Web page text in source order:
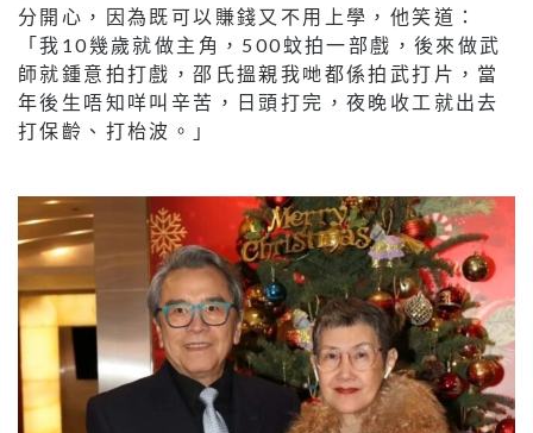
分開心，因為既可以賺錢又不用上學，他笑道：
「我10幾歲就做主角，500蚊拍一部戲，後來做武
師就鍾意拍打戲，邵氏搵親我哋都係拍武打片，當
年後生唔知咩叫辛苦，日頭打完，夜晚收工就出去
打保齡、打枱波。」